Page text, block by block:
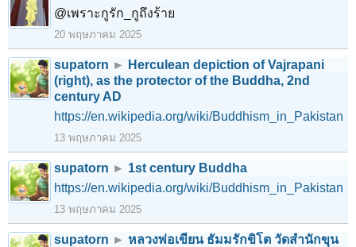
@เพราะกูรัก_กูถึงร้าย
20 พฤษภาคม 2025
supatorn ► Herculean depiction of Vajrapani
(right), as the protector of the Buddha, 2nd
century AD
https://en.wikipedia.org/wiki/Buddhism_in_Pakistan
13 พฤษภาคม 2025
supatorn ► 1st century Buddha
https://en.wikipedia.org/wiki/Buddhism_in_Pakistan
13 พฤษภาคม 2025
supatorn ► หลวงพ่อเขียน ธัมมรักขิโต วัดสำนักขุน